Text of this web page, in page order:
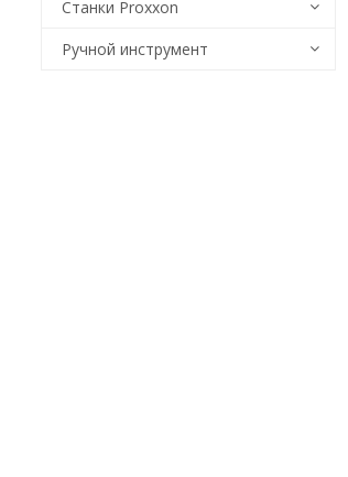
Станки Proxxon
Ручной инструмент